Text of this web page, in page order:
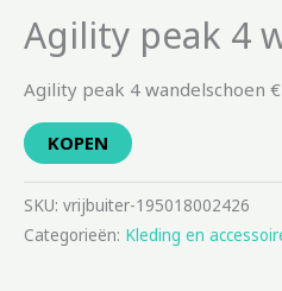
Agility peak 4
Agility peak 4 wandelschoen
KOPEN
SKU: vrijbuiter-195018002426
Categorieën: Kleding en